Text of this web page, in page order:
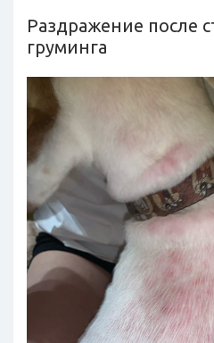
Раздражение после
груминга